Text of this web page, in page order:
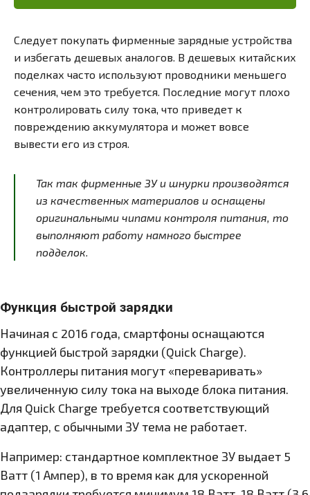
Следует покупать фирменные зарядные устройства
и избегать дешевых аналогов. В дешевых китайских
поделках часто используют проводники меньшего
сечения, чем это требуется. Последние могут плохо
контролировать силу тока, что приведет к
повреждению аккумулятора и может вовсе
вывести его из строя.
Так так фирменные ЗУ и шнурки производятся
из качественных материалов и оснащены
оригинальными чипами контроля питания, то
выполняют работу намного быстрее
подделок.
Функция быстрой зарядки
Начиная с 2016 года, смартфоны оснащаются
функцией быстрой зарядки (Quick Charge).
Контроллеры питания могут «переваривать»
увеличенную силу тока на выходе блока питания.
Для Quick Charge требуется соответствующий
адаптер, с обычными ЗУ тема не работает.
Например: стандартное комплектное ЗУ выдает 5
Ватт (1 Ампер), в то время как для ускоренной